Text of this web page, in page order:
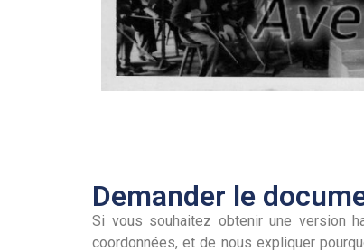
Demander le
Si vous souhaitez obtenir une version
coordonnées, et de nous expliquer